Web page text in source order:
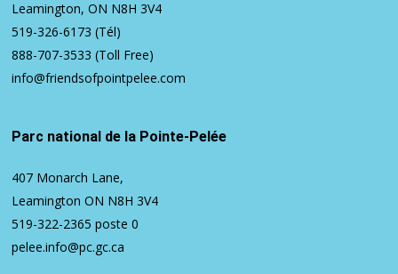
Leamington, ON N8H 3V4
519-326-6173 (Tél)
888-707-3533 (Toll Free)
info@friendsofpointpelee.com
Parc national de la Pointe-Pelée
407 Monarch Lane,
Leamington ON N8H 3V4
519-322-2365 poste 0
pelee.info@pc.gc.ca